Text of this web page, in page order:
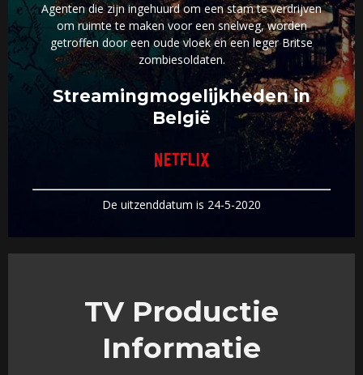
Agenten die zijn ingehuurd om een stam te verdrijven
om ruimte te maken voor een snelweg, worden
getroffen door een oude vloek en een leger Britse
zombiesoldaten.
Streamingmogelijkheden in
België
De uitzenddatum is 24-5-2020
TV Productie
Informatie